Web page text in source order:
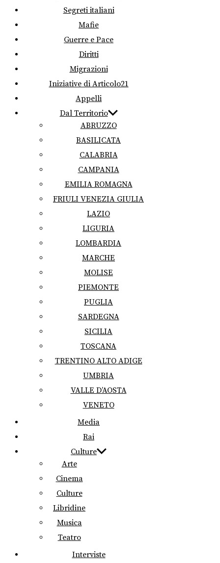
Segreti italiani
Mafie
Guerre e Pace
Diritti
Migrazioni
Iniziative di Articolo21
Appelli
Dal Territorio
ABRUZZO
BASILICATA
CALABRIA
CAMPANIA
EMILIA ROMAGNA
FRIULI VENEZIA GIULIA
LAZIO
LIGURIA
LOMBARDIA
MARCHE
MOLISE
PIEMONTE
PUGLIA
SARDEGNA
SICILIA
TOSCANA
TRENTINO ALTO ADIGE
UMBRIA
VALLE D’AOSTA
VENETO
Media
Rai
Culture
Arte
Cinema
Culture
Libridine
Musica
Teatro
Interviste